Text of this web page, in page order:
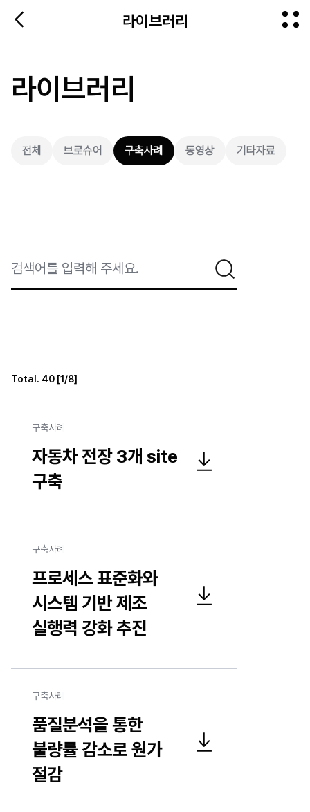
라이브러리
라이브러리
전체 브로슈어 구축사례 동영상 기타자료
검색
Total. 40 [1 /8]
구축사례
자동차 전장 3개 site
구축
구축사례
프로세스 표준화와
시스템 기반 제조
실행력 강화 추진
구축사례
품질분석을 통한
불량률 감소로 원가
절감